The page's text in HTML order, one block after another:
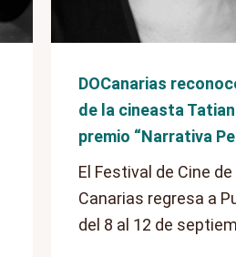
DOCanarias
de la cineasta
premio “Narrativa
El Festival de Cine
Canarias regresa a
del 8 al 12 de